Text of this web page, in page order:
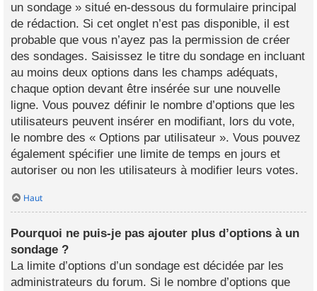
un sondage » situé en-dessous du formulaire principal
de rédaction. Si cet onglet n’est pas disponible, il est
probable que vous n’ayez pas la permission de créer
des sondages. Saisissez le titre du sondage en incluant
au moins deux options dans les champs adéquats,
chaque option devant être insérée sur une nouvelle
ligne. Vous pouvez définir le nombre d’options que les
utilisateurs peuvent insérer en modifiant, lors du vote,
le nombre des « Options par utilisateur ». Vous pouvez
également spécifier une limite de temps en jours et
autoriser ou non les utilisateurs à modifier leurs votes.
Haut
Pourquoi ne puis-je pas ajouter plus d’options à un
sondage ?
La limite d’options d’un sondage est décidée par les
administrateurs du forum. Si le nombre d’options que